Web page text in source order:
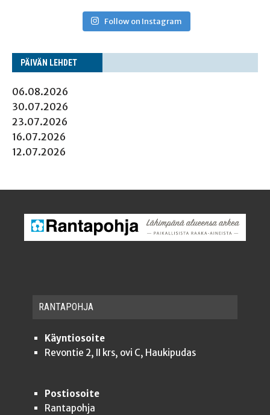
Follow on Instagram
PÄI­VÄN LEHDET
06.08.2026
30.07.2026
23.07.2026
16.07.2026
12.07.2026
RAN­TA­POH­JA
Käyntiosoite
Revontie 2, II krs, ovi C, Haukipudas
Postiosoite
Rantapohja